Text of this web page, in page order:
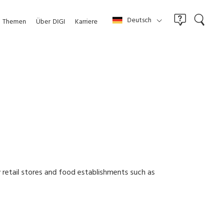
Themen Über DIGI Karriere Deutsch
stores and food establishments such as